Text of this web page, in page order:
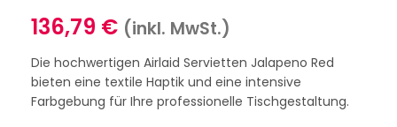
136,79 € (inkl. MwSt.)
Die hochwertigen Airlaid Servietten Jalapeno Red
bieten eine textile Haptik und eine intensive
Farbgebung für Ihre professionelle Tischgestaltung.